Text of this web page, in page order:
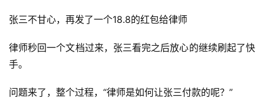
避
坑
指
登录 注册
张三不甘心，再发了一个18.8的红包给律师
律师秒回一个文档过来，张三看完之后放心的继续刷起了快
手。
问题来了，整个过程，“律师是如何让张三付款的呢？”